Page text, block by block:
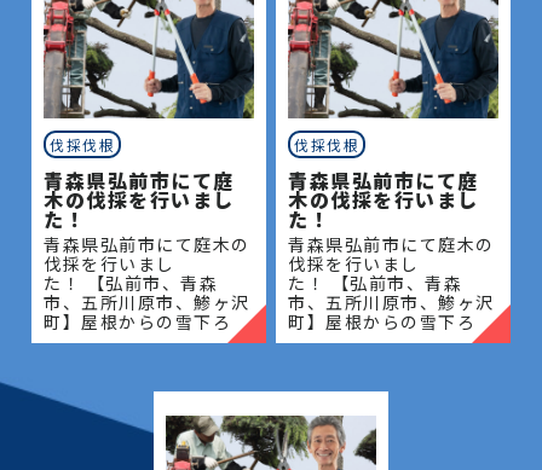
伐採伐根
青森県弘前市にて庭
木の伐採を行いまし
た！
青森県弘前市にて庭木の
伐採を行いまし
た！ 【弘前市、青森
市、五所川原市、鯵ヶ沢
町】屋根からの雪下ろ
し・除雪・排雪などの作
定・草刈りなどのお庭の
こと、造園・
伐採伐根
青森県弘前市にて庭
木の伐採を行いまし
た！
青森県弘前市にて庭木の
伐採を行いまし
た！ 【弘前市、青森
市、五所川原市、鯵ヶ沢
町】屋根からの雪下ろ
し・除雪・排雪などの作
定・草刈りなどのお庭の
こと、造園・